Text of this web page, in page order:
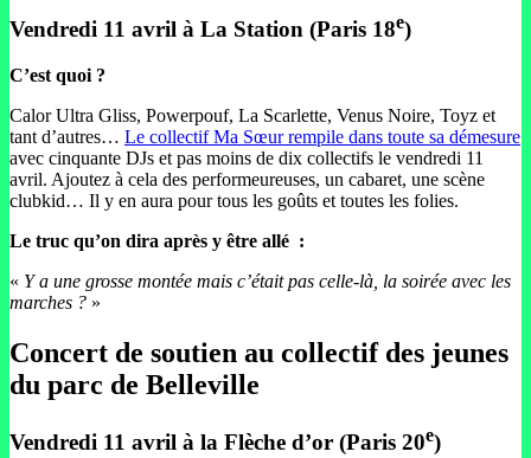
Vendredi 11 avril à La Station (Paris 18e)
C’est quoi ?
Calor Ultra Gliss, Powerpouf, La Scarlette, Venus Noire, Toyz et
tant d’autres… Le collectif Ma Sœur rempile dans toute sa démesure
avec cinquante DJs et pas moins de dix collectifs le vendredi 11
avril. Ajoutez à cela des performeureuses, un cabaret, une scène
clubkid… Il y en aura pour tous les goûts et toutes les folies.
Le truc qu’on dira après y être allé :
« Y a une grosse montée mais c’était pas celle-là, la soirée avec les
marches ? »
Concert de soutien au collectif des jeunes
du parc de Belleville
Vendredi 11 avril à la Flèche d’or (Paris 20e)